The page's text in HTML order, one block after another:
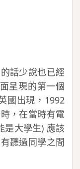
話少說也已經
呈現的第一個
國出現，1992
，在當時有電
是大學生) 應該
聽過同學之間